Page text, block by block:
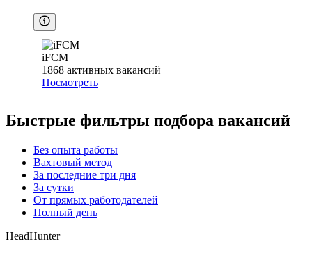
iFCM
1868 активных вакансий
Посмотреть
Быстрые фильтры подбора вакансий
Без опыта работы
Вахтовый метод
За последние три дня
За сутки
От прямых работодателей
Полный день
HeadHunter